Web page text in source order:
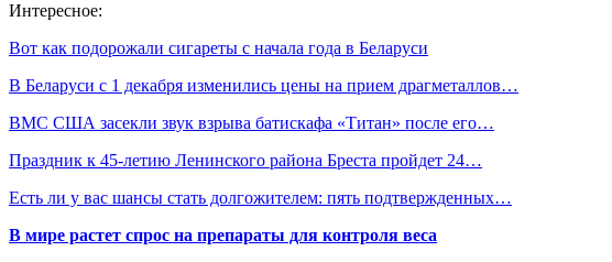
Интересное:
Вот как подорожали сигареты с начала года в Беларуси
В Беларуси с 1 декабря изменились цены на прием драгметаллов…
ВМС США засекли звук взрыва батискафа «Титан» после его…
Праздник к 45-летию Ленинского района Бреста пройдет 24…
Есть ли у вас шансы стать долгожителем: пять подтвержденных…
В мире растет спрос на препараты для контроля веса